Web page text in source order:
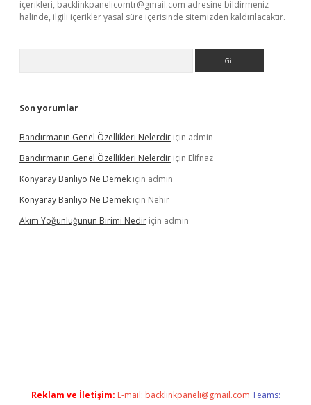
içerikleri, backlinkpanelicomtr@gmail.com adresine bildirmeniz
halinde, ilgili içerikler yasal süre içerisinde sitemizden kaldırılacaktır.
Son yorumlar
Bandırmanın Genel Özellikleri Nelerdir için admin
Bandırmanın Genel Özellikleri Nelerdir için Elifnaz
Konyaray Banliyö Ne Demek için admin
Konyaray Banliyö Ne Demek için Nehir
Akım Yoğunluğunun Birimi Nedir için admin
Reklam ve İletişim: E-mail: backlinkpaneli@gmail.com Teams: